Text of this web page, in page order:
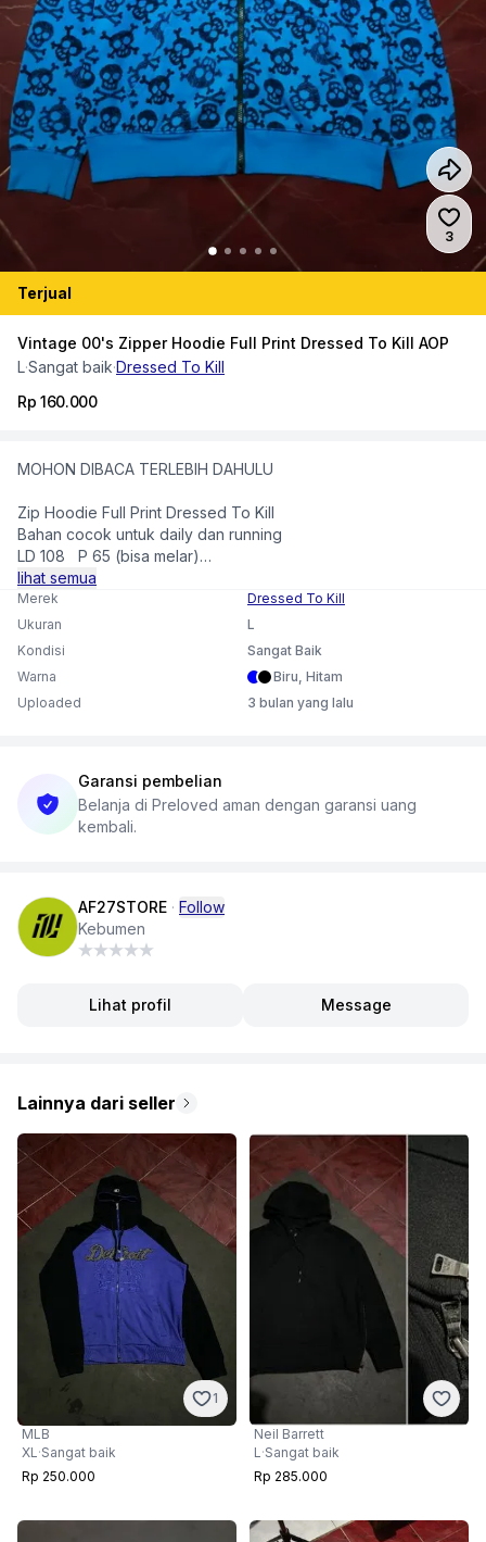
3
Terjual
Lainnya dari seller
1
MLB
XL ·Sangat baik
Rp 250.000
Neil Barrett
L ·Sangat baik
Rp 285.000
Vintage 00's Zipper Hoodie Full Print Dressed To Kill AOP
L·Sangat baik·Dressed To Kill
Rp 160.000
MOHON DIBACA TERLEBIH DAHULU
Zip Hoodie Full Print Dressed To Kill
Bahan cocok untuk daily dan running
LD 108 P 65 (bisa melar)
-Art Full Print
-Warna Pekat Merata
Minus : Noda samar (cek slide akhir)
PENTING ‼️
*Pengukuran dilakukan tanpa menarik pakaian
*Pastikan Kecocokan dulu sebelum order, agar tidak terjadi
retur.
*Mungkin bisa terjadi perbedaan warna karena efek dari
lihat semua
Merek
Dressed To Kill
Ukuran
L
Kondisi
Sangat Baik
Warna
Biru, Hitam
Uploaded
3 bulan yang lalu
Garansi pembelian
Belanja di Preloved aman dengan garansi uang
kembali.
AF27STORE · Follow
Kebumen
Lihat profil Message